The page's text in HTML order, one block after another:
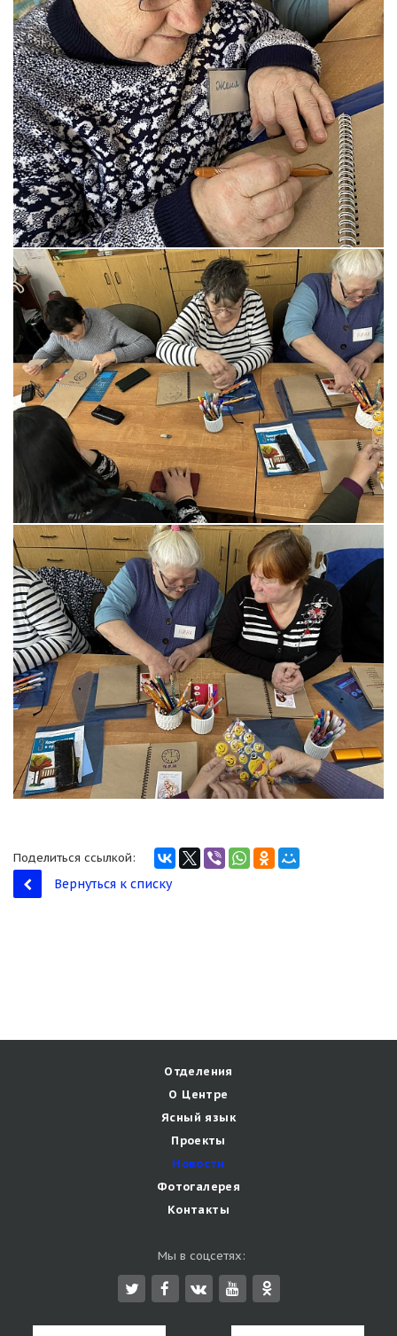
Поделиться ссылкой:
Вернуться к списку
Отделения
О Центре
Ясный язык
Проекты
Новости
Фотогалерея
Контакты
Мы в соцсетях: